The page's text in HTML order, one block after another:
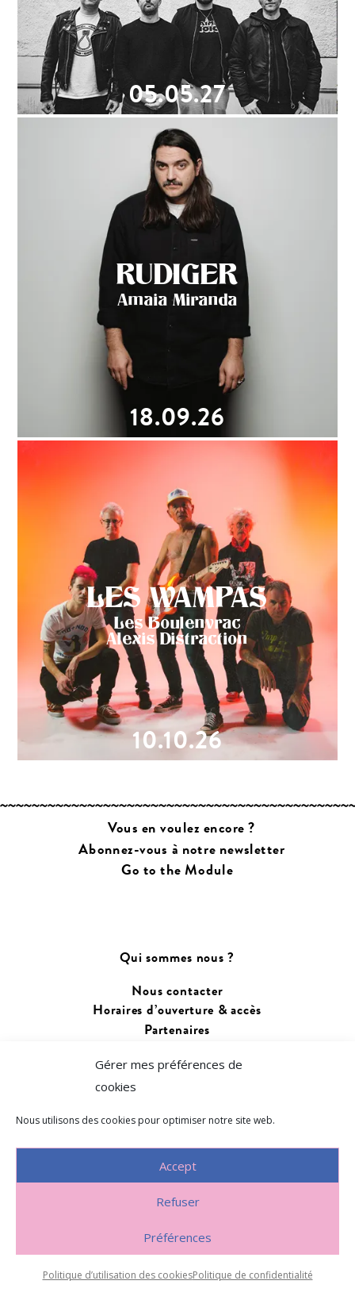
Gérer mes préférences de
cookies
Nous utilisons des cookies pour optimiser notre site web.
Accept
Refuser
Préférences
Politique d’utilisation des cookiesPolitique de confidentialité
05.05.27
RUDIGER
Amaia Miranda
18.09.26
LES WAMPAS
Les Boulenvrac
Alexis Distraction
10.10.26
Vous en voulez encore ?
Abonnez-vous à notre newsletter
Go to the Module
Qui sommes nous ?
Nous contacter
Horaires d’ouverture & accès
Partenaires
Changer de langue :
~
Politique d’utilisation des cookies